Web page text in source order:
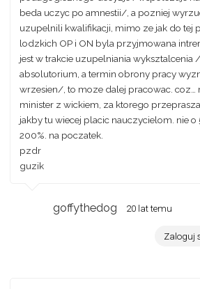
beda uczyc po amnestii/, a pozniej
uzupelnili kwalifikacji, mimo ze jak do tej
lodzkich OP i ON byla przyjmowana
jest w trakcie uzupelniania wyksztalcenia
absolutorium, a termin obrony pracy
wrzesien/, to moze dalej pracowac. coz…
minister z wickiem, za ktorego
jakby tu wiecej placic nauczycielom. nie o
200%. na poczatek.
pzdr
guzik
goffythedog 20 lat temu
Zaloguj